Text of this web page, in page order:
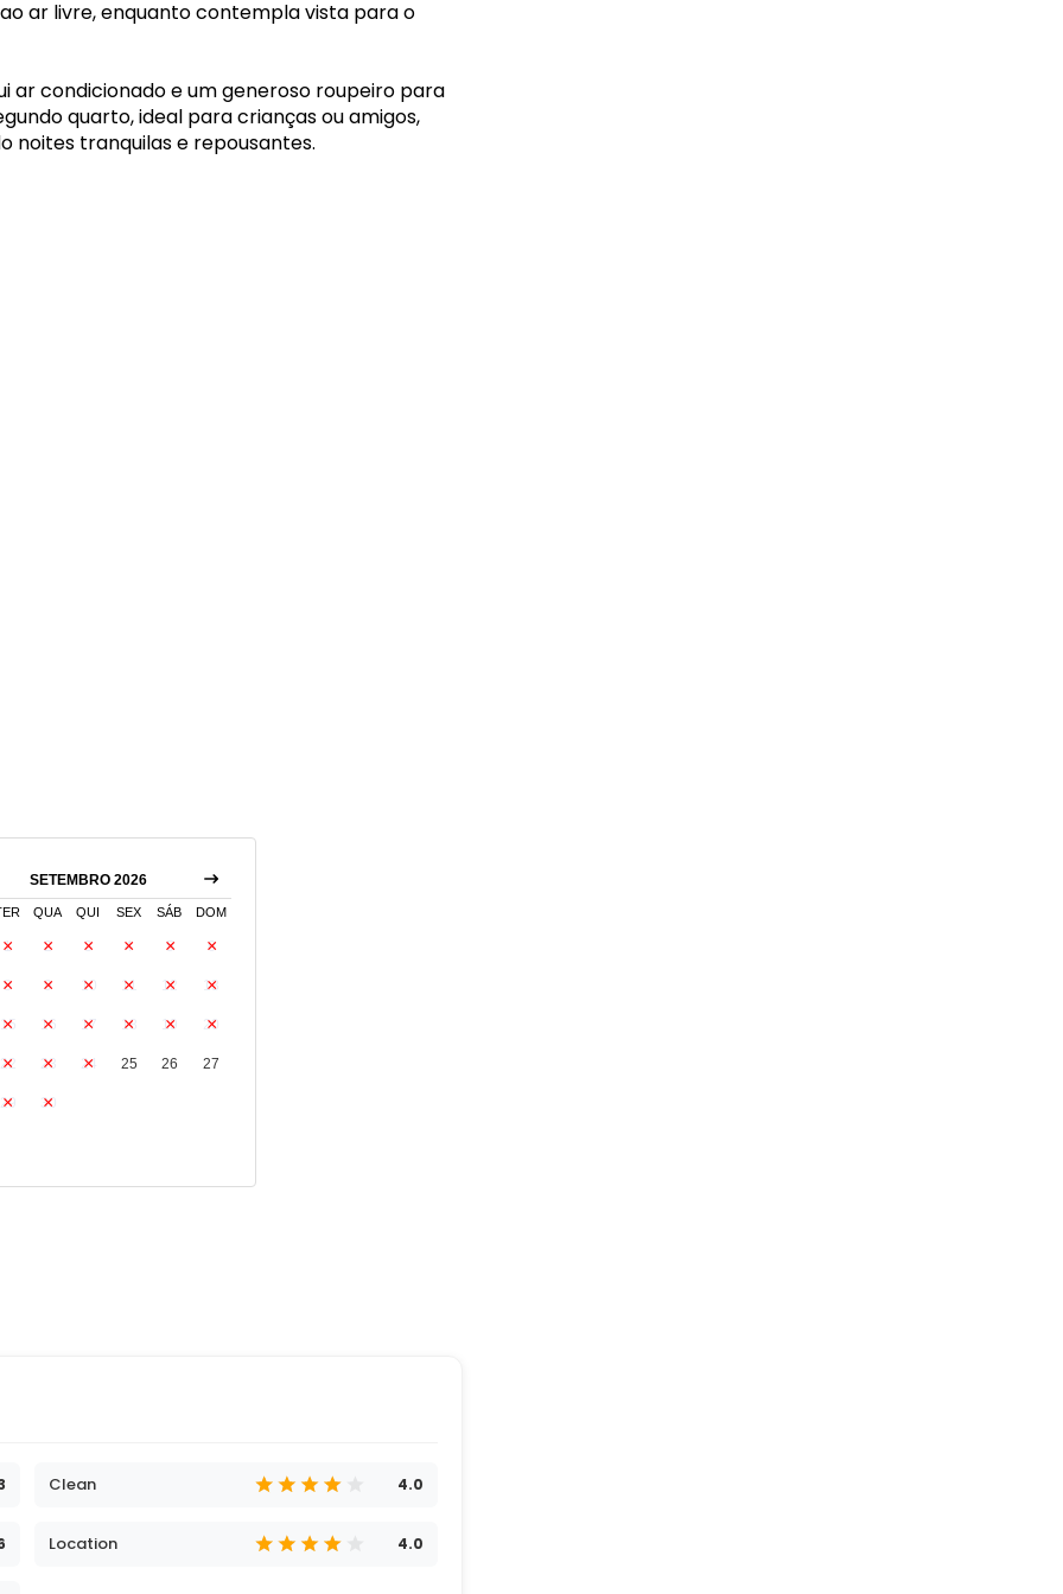
ar livre, enquanto contempla vista para o
ar condicionado e um generoso roupeiro para
quarto, ideal para crianças ou amigos,
noites tranquilas e repousantes.
SETEMBRO 2026
QUA QUI SEX SÁB DOM
1 2 3 4 5 6
8 9 10 11 12 13
15 16 17 18 19 20
22 23 24 25 26 27
29 30
Clean 4.0
Location 4.0